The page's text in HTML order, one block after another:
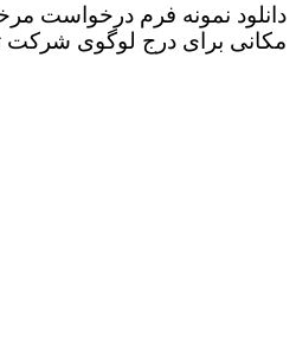
مکانی برای درج لوگوی شرکت